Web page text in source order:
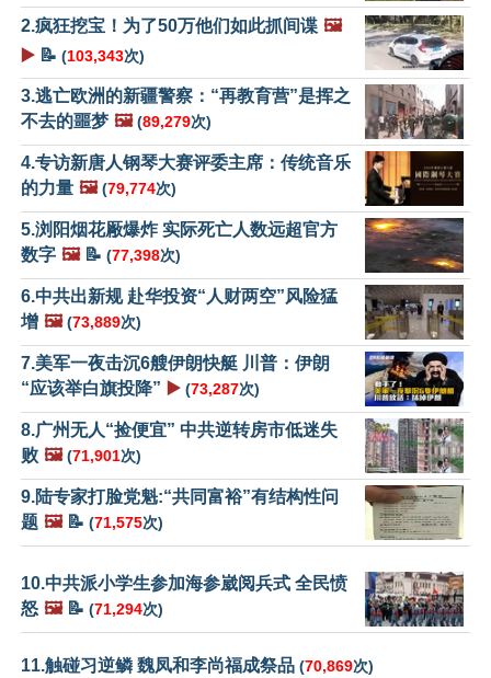
2.疯狂挖宝！为了50万他们如此抓间谍 🖼️
▶️ 📝 (103,343次)
3.逃亡欧洲的新疆警察：“再教育营”是挥之
不去的噩梦 🖼️ (89,279次)
4.专访新唐人钢琴大赛评委主席：传统音乐
的力量 🖼️ (79,774次)
5.浏阳烟花厰爆炸 实际死亡人数远超官方
数字 🖼️📝 (77,398次)
6.中共出新规 赴华投资“人财两空”风险猛
增 🖼️ (73,889次)
7.美军一夜击沉6艘伊朗快艇 川普：伊朗
“应该举白旗投降” ▶️ (73,287次)
8.广州无人“捡便宜” 中共逆转房市低迷失
败 🖼️ (71,901次)
9.陆专家打脸党魁:“共同富裕”有结构性问
题 🖼️📝 (71,575次)
10.中共派小学生参加海参崴阅兵式 全民愤
怒 🖼️📝 (71,294次)
11.触碰习逆鳞 魏凤和李尚福成祭品 (70,869次)